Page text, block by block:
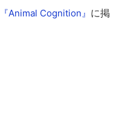
『Animal Cognition』 に掲